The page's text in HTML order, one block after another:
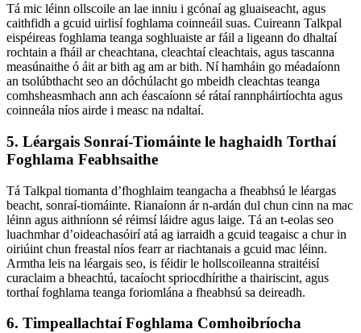
Tá mic léinn ollscoile an lae inniu i gcónaí ag gluaiseacht, agus
caithfidh a gcuid uirlisí foghlama coinneáil suas. Cuireann Talkpal
eispéireas foghlama teanga soghluaiste ar fáil a ligeann do dhaltaí
rochtain a fháil ar cheachtana, cleachtaí cleachtais, agus tascanna
measúnaithe ó áit ar bith ag am ar bith. Ní hamháin go méadaíonn
an tsolúbthacht seo an dóchúlacht go mbeidh cleachtas teanga
comhsheasmhach ann ach éascaíonn sé rátaí rannpháirtíochta agus
coinneála níos airde i measc na ndaltaí.
5. Léargais Sonraí-Tiomáinte le haghaidh Torthaí
Foghlama Feabhsaithe
Tá Talkpal tiomanta d’fhoghlaim teangacha a fheabhsú le léargas
beacht, sonraí-tiomáinte. Rianaíonn ár n-ardán dul chun cinn na mac
léinn agus aithníonn sé réimsí láidre agus laige. Tá an t-eolas seo
luachmhar d’oideachasóirí atá ag iarraidh a gcuid teagaisc a chur in
oiriúint chun freastal níos fearr ar riachtanais a gcuid mac léinn.
Armtha leis na léargais seo, is féidir le hollscoileanna straitéisí
curaclaim a bheachtú, tacaíocht spriocdhírithe a thairiscint, agus
torthaí foghlama teanga foriomlána a fheabhsú sa deireadh.
6. Timpeallachtaí Foghlama Comhoibríocha